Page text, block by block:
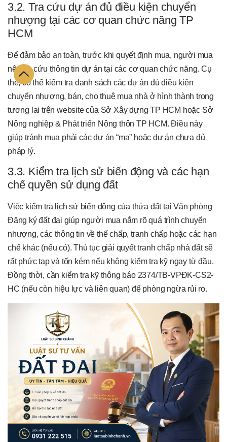
3.2. Tra cứu dự án đủ điều kiện chuyển
nhượng tại các cơ quan chức năng TP
HCM
Để đảm bảo an toàn, trước khi quyết định mua, người mua
nên tra cứu thông tin dự án tại các cơ quan chức năng. Cụ
thể, có thể kiểm tra danh sách các dự án đủ điều kiện
chuyển nhượng, bán, cho thuê mua nhà ở hình thành trong
tương lai trên website của Sở Xây dựng TP HCM hoặc Sở
Nông nghiệp & Phát triển Nông thôn TP HCM. Điều này
giúp tránh mua phải các dự án “ma” hoặc dự án chưa đủ
pháp lý.
3.3. Kiểm tra lịch sử biến động và các hạn
chế quyền sử dụng đất
Việc kiểm tra lịch sử biến động của thửa đất tại Văn phòng
Đăng ký đất đai giúp người mua nắm rõ quá trình chuyển
nhượng, các thông tin về thế chấp, tranh chấp hoặc các hạn
chế khác (nếu có). Thủ tục giải quyết tranh chấp nhà đất sẽ
rất phức tạp và tốn kém nếu không kiểm tra kỹ ngay từ đầu.
Đồng thời, cần kiểm tra kỹ thông báo 2374/TB-VPĐK-CS2-
HC (nếu còn hiệu lực và liên quan) để phòng ngừa rủi ro.